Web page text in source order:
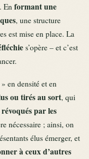
En formant une
, une structure
est mise en place. La
s’opère – et c’est
en densité et en
ou tirés au sort, qui
révoqués par les
nécessaire ; ainsi, on
élus émerger, et
à ceux d’autres